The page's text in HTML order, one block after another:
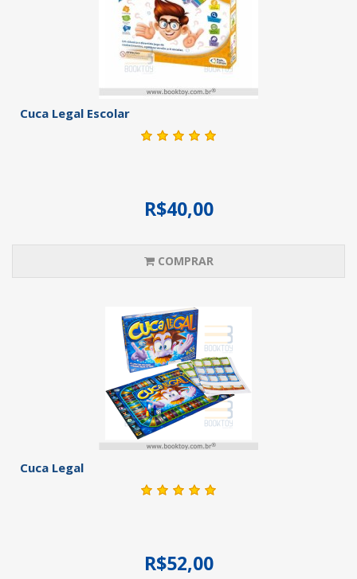
Cuca Legal Escolar
R$40,00
COMPRAR
Cuca Legal
R$52,00